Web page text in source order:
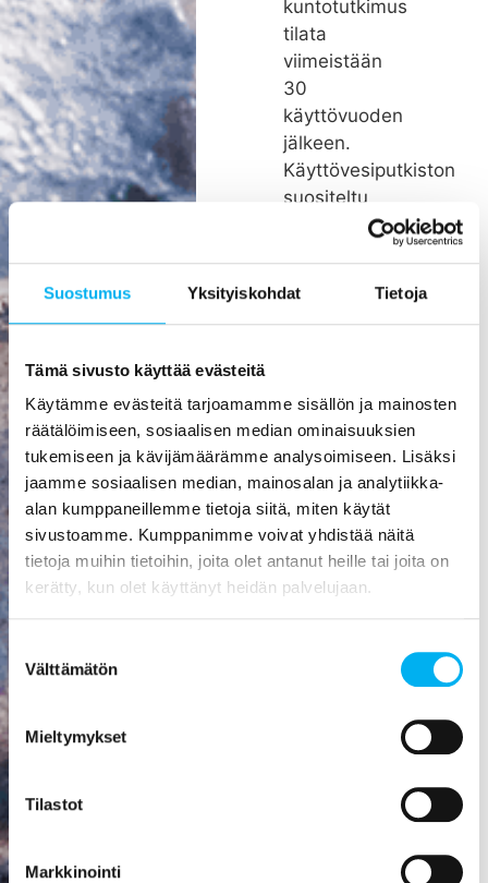
Suostumus Yksityiskohdat Tietoja
Tämä sivusto käyttää evästeitä
Käytämme evästeitä tarjoamamme sisällön ja mainosten
räätälöimiseen, sosiaalisen median ominaisuuksien
tukemiseen ja kävijämäärämme analysoimiseen. Lisäksi
jaamme sosiaalisen median, mainosalan ja analytiikka-
alan kumppaneillemme tietoja siitä, miten käytät
sivustoamme. Kumppanimme voivat yhdistää näitä
tietoja muihin tietoihin, joita olet antanut heille tai joita on
kerätty, kun olet käyttänyt heidän palvelujaan.
valinta
Välttämätön
Mieltymykset
Tilastot
Markkinointi
kuntotutkimus
tilata
viimeistään
30
käyttövuoden
jälkeen.
Käyttövesiputkiston
suositeltu
remonttiväli
Rakenteiden
pienikin
vuoto voi
aiheuttaa
mittavat
kosteusvauriot,
kuten
vesivahingon
homehtumisen.